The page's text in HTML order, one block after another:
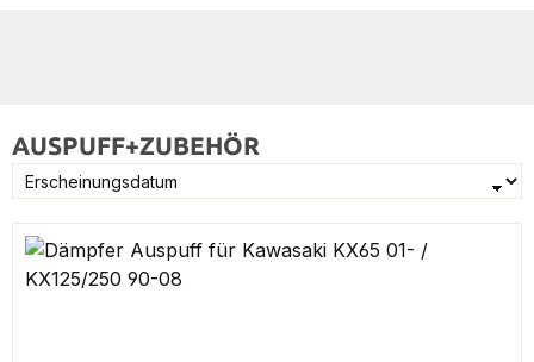
AUSPUFF+ZUBEHÖR